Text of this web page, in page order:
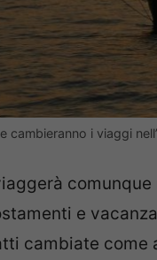
cambieranno i viaggi
comunque
e
cambiate come